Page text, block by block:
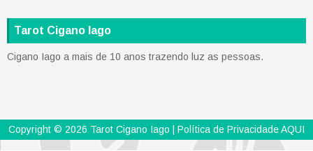
Tarot Cigano Iago
Cigano Iago a mais de 10 anos trazendo luz as pessoas.
Copyright © 2026 Tarot Cigano Iago | Política de PrivacidadeAQUI